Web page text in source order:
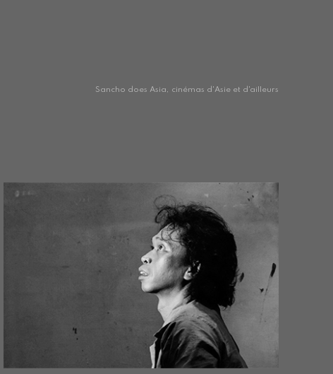
Sancho does Asia, cinémas d'Asie et d'ailleurs